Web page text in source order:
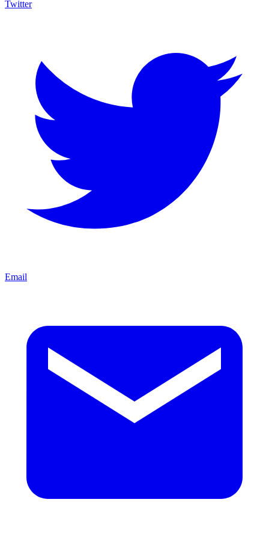
Twitter
Email